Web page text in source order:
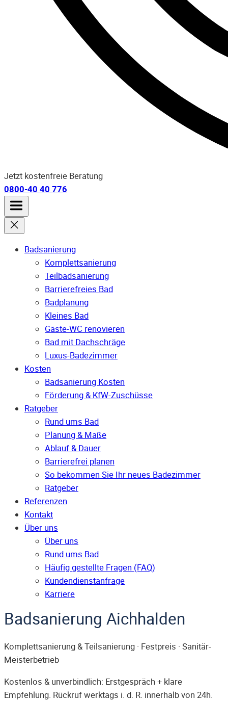
Jetzt kostenfreie Beratung
0800-40 40 776
Badsanierung
Komplettsanierung
Teilbadsanierung
Barrierefreies Bad
Badplanung
Kleines Bad
Gäste-WC renovieren
Bad mit Dachschräge
Luxus-Badezimmer
Kosten
Badsanierung Kosten
Förderung & KfW-Zuschüsse
Ratgeber
Rund ums Bad
Planung & Maße
Ablauf & Dauer
Barrierefrei planen
So bekommen Sie Ihr neues Badezimmer
Ratgeber
Referenzen
Kontakt
Über uns
Über uns
Rund ums Bad
Häufig gestellte Fragen (FAQ)
Kunden­dienst­anfrage
Karriere
Badsanierung Aichhalden
Komplettsanierung & Teilsanierung · Festpreis · Sanitär-
Meisterbetrieb
Kostenlos & unverbindlich: Erstgespräch + klare
Empfehlung. Rückruf werktags i. d. R. innerhalb von 24h.